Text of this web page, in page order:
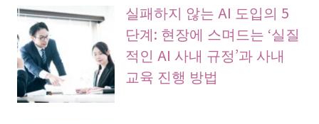
실패하지 않는 AI 도입의 5
단계: 현장에 스며드는 ‘실질
적인 AI 사내 규정’과 사내
교육 진행 방법